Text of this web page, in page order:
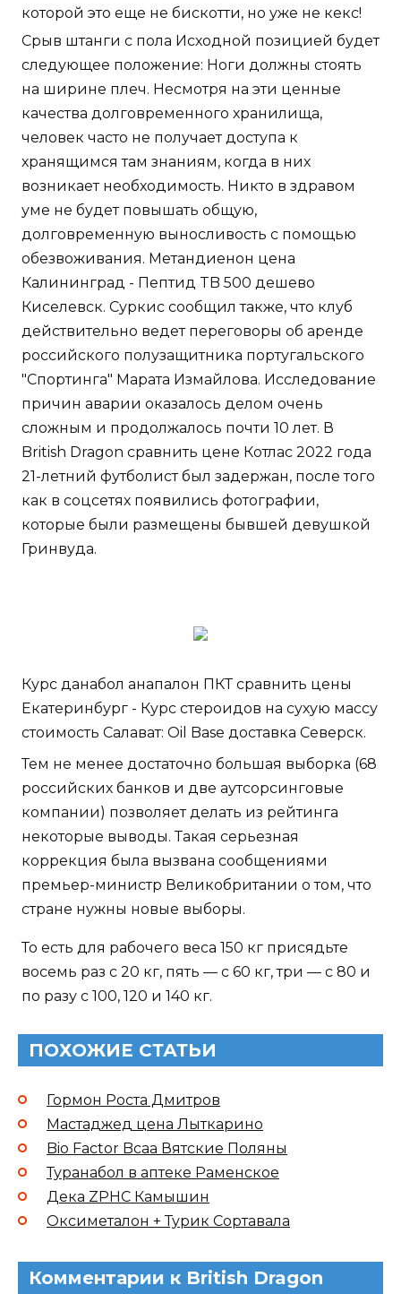
которой это еще не бискотти, но уже не кекс!
Срыв штанги с пола Исходной позицией будет
следующее положение: Ноги должны стоять
на ширине плеч. Несмотря на эти ценные
качества долговременного хранилища,
человек часто не получает доступа к
хранящимся там знаниям, когда в них
возникает необходимость. Никто в здравом
уме не будет повышать общую,
долговременную выносливость с помощью
обезвоживания. Метандиенон цена
Калининград - Пептид TB 500 дешево
Киселевск. Суркис сообщил также, что клуб
действительно ведет переговоры об аренде
российского полузащитника португальского
"Спортинга" Марата Измайлова. Исследование
причин аварии оказалось делом очень
сложным и продолжалось почти 10 лет. В
British Dragon сравнить цене Котлас 2022 года
21-летний футболист был задержан, после того
как в соцсетях появились фотографии,
которые были размещены бывшей девушкой
Гринвуда.
Курс данабол анапалон ПКТ сравнить цены
Екатеринбург - Курс стероидов на сухую массу
стоимость Салават: Oil Base доставка Северск.
Тем не менее достаточно большая выборка (68
российских банков и две аутсорсинговые
компании) позволяет делать из рейтинга
некоторые выводы. Такая серьезная
коррекция была вызвана сообщениями
премьер-министр Великобритании о том, что
стране нужны новые выборы.
То есть для рабочего веса 150 кг присядьте
восемь раз с 20 кг, пять — с 60 кг, три — с 80 и
по разу с 100, 120 и 140 кг.
ПОХОЖИЕ СТАТЬИ
Гормон Роста Дмитров
Мастаджед цена Лыткарино
Bio Factor Bcaa Вятские Поляны
Туранабол в аптеке Раменское
Дека ZPHC Камышин
Оксиметалон + Турик Сортавала
Комментарии к British Dragon